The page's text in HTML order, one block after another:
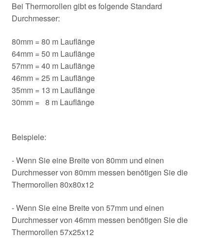
Bei Thermorollen gibt es folgende Standard
Durchmesser:
80mm = 80 m Lauflänge
64mm = 50 m Lauflänge
57mm = 40 m Lauflänge
46mm = 25 m Lauflänge
35mm = 13 m Lauflänge
30mm = 8 m Lauflänge
Beispiele:
- Wenn Sie eine Breite von 80mm und einen
Durchmesser von 80mm messen benötigen Sie die
Thermorollen 80x80x12
- Wenn Sie eine Breite von 57mm und einen
Durchmesser von 46mm messen benötigen Sie die
Thermorollen 57x25x12